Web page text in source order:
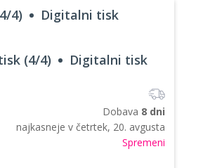
4) Digitalni tisk
(4/4) Digitalni tisk
Dobava 8 dni
najkasneje v četrtek, 20. avgusta
Spremeni